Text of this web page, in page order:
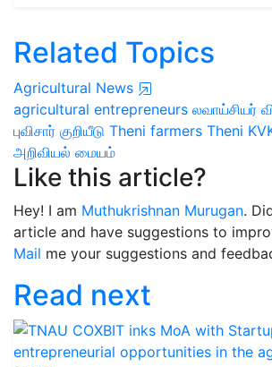
Related Topics
Agricultural News
agricultural entrepreneurs லவாய்சியர்
புவிசார் குறியீடு Theni farmers Theni
அறிவியல் மையம்
Like this article?
Hey! I am Muthukrishnan Murugan.
article and have suggestions to
Mail me your suggestions and
Read next